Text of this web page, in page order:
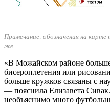
Примечание: обозначения на
же.
«В Можайском районе
бисероплетения или
больше кружков связаны с
— пояснила Елизавета
необъяснимо много